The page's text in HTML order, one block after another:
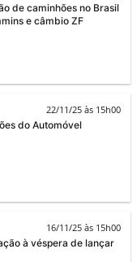
de caminhões no Brasil
e câmbio ZF
22/11/25 às 15h00
do Automóvel
16/11/25 às 15h00
à véspera de lançar